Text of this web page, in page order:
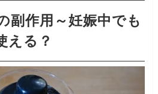
副作用～妊娠中でも
える？